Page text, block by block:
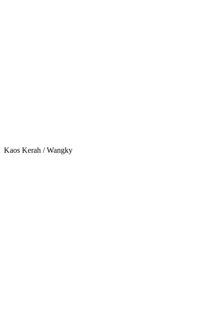
Kaos Kerah / Wangky